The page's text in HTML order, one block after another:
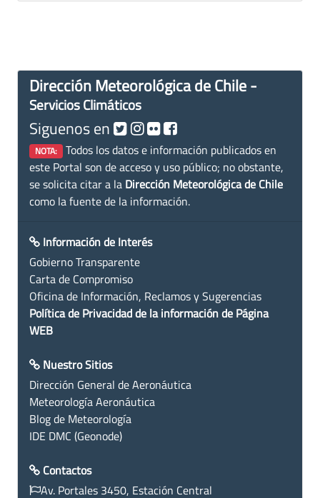
Dirección Meteorológica de Chile -
Servicios Climáticos
Siguenos en
NOTA: Todos los datos e información publicados en
este Portal son de acceso y uso público; no obstante,
se solicita citar a la Dirección Meteorológica de Chile
como la fuente de la información.
Información de Interés
Gobierno Transparente
Carta de Compromiso
Oficina de Información, Reclamos y Sugerencias
Política de Privacidad de la información de Página
WEB
Nuestro Sitios
Dirección General de Aeronáutica
Meteorología Aeronáutica
Blog de Meteorología
IDE DMC (Geonode)
Contactos
Av. Portales 3450, Estación Central